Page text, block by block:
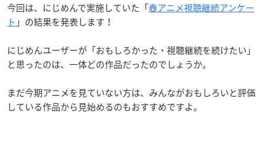
今回は、にじめんで実施していた「春アニメ視聴継続アンケー
ト 」の結果を発表します！
にじめんユーザーが「おもしろかった・視聴継続を続けたい」
と思ったのは、一体どの作品だったのでしょうか。
まだ今期アニメを見ていない方は、みんながおもしろいと評価
している作品から見始めるのもおすすめですよ。